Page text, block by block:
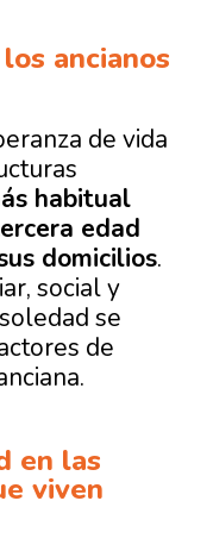
ancianos
de vida
habitual
edad
domicilios.
social y
se
de
en las
viven